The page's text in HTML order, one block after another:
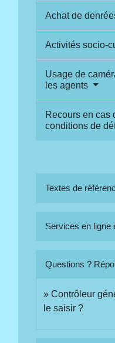
Achat de
Activités socio-
Usage de
les agents
Recours en cas
conditions de
Textes de
Services en ligne
Questions ?
Contrôleur
le saisir ?